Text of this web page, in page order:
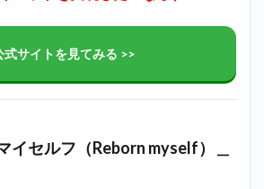
式サイトを見てみる >>
イセルフ（Reborn myself）＿